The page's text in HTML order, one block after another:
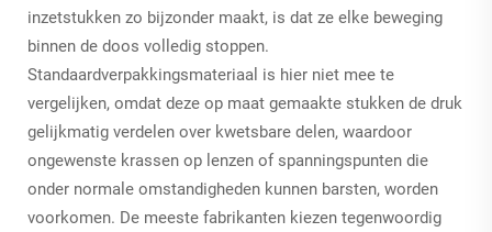
inzetstukken zo bijzonder maakt, is dat ze elke beweging
binnen de doos volledig stoppen.
Standaardverpakkingsmateriaal is hier niet mee te
vergelijken, omdat deze op maat gemaakte stukken de druk
gelijkmatig verdelen over kwetsbare delen, waardoor
ongewenste krassen op lenzen of spanningspunten die
onder normale omstandigheden kunnen barsten, worden
voorkomen. De meeste fabrikanten kiezen tegenwoordig